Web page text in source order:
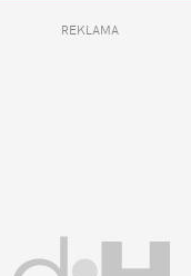
REKLAMA